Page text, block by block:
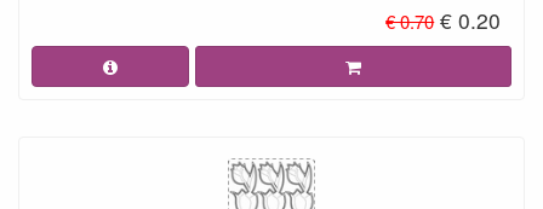
€ 0.70 € 0.20